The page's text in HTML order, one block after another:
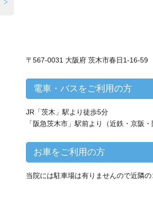
〒567-0031 大阪府 茨木市春日1-16-59
電車・バスをご利用の方
JR「茨木」駅より徒歩5分
「阪急茨木市」駅前より（近鉄・京阪
お車をご利用の方
当院には駐車場は有りませんので近隣